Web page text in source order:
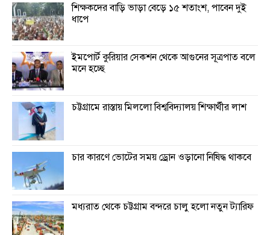
শিক্ষকদের বাড়ি ভাড়া বেড়ে ১৫ শতাংশ, পাবেন দুই
ধাপে
ইমপোর্ট কুরিয়ার সেকশন থেকে আগুনের সূত্রপাত বলে
মনে হচ্ছে
চট্টগ্রামে রাস্তায় মিললো বিশ্ববিদ্যালয় শিক্ষার্থীর লাশ
চার কারণে ভোটের সময় ড্রোন ওড়ানো নিষিদ্ধ থাকবে
মধ্যরাত থেকে চট্টগ্রাম বন্দরে চালু হলো নতুন ট্যারিফ